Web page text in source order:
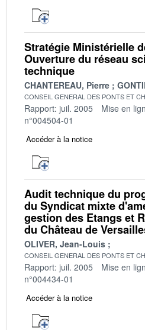
Stratégie Ministérielle
Ouverture du réseau
technique
CHANTEREAU, Pierre
CONSEIL GENERAL DES PONTS ET
Rapport: juil. 2005 Mise en
n°004504-01
Accéder à la notice
Audit technique du
du Syndicat mixte
gestion des Etangs et
du Château de
OLIVER, Jean-Louis
CONSEIL GENERAL DES PONTS ET
Rapport: juil. 2005 Mise en
n°004434-01
Accéder à la notice